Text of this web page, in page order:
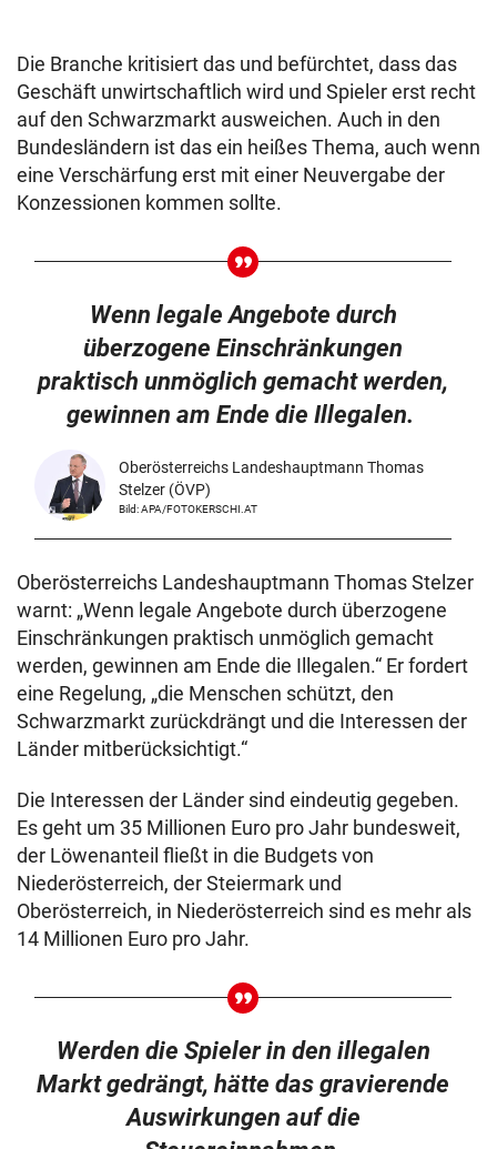
Die Branche kritisiert das und befürchtet, dass das
Geschäft unwirtschaftlich wird und Spieler erst recht
auf den Schwarzmarkt ausweichen. Auch in den
Bundesländern ist das ein heißes Thema, auch wenn
eine Verschärfung erst mit einer Neuvergabe der
Konzessionen kommen sollte.
Wenn legale Angebote durch
überzogene Einschränkungen
praktisch unmöglich gemacht werden,
gewinnen am Ende die Illegalen.
Oberösterreichs Landeshauptmann Thomas
Stelzer (ÖVP)
Bild: APA/FOTOKERSCHI.AT
Oberösterreichs Landeshauptmann Thomas Stelzer
warnt: „Wenn legale Angebote durch überzogene
Einschränkungen praktisch unmöglich gemacht
werden, gewinnen am Ende die Illegalen.“ Er fordert
eine Regelung, „die Menschen schützt, den
Schwarzmarkt zurückdrängt und die Interessen der
Länder mitberücksichtigt.“
Die Interessen der Länder sind eindeutig gegeben.
Es geht um 35 Millionen Euro pro Jahr bundesweit,
der Löwenanteil fließt in die Budgets von
Niederösterreich, der Steiermark und
Oberösterreich, in Niederösterreich sind es mehr als
14 Millionen Euro pro Jahr.
Werden die Spieler in den illegalen
Markt gedrängt, hätte das gravierende
Auswirkungen auf die